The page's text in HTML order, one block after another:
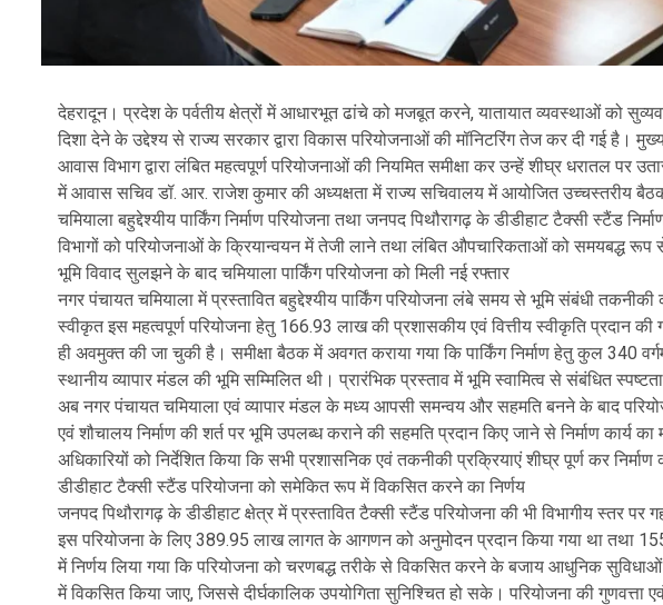
देहरादून। प्रदेश के पर्वतीय क्षेत्रों में आधारभूत ढांचे को मजबूत करने, यातायात व्यवस्थाओं को
दिशा देने के उद्देश्य से राज्य सरकार द्वारा विकास परियोजनाओं की मॉनिटरिंग तेज कर दी गई है।
आवास विभाग द्वारा लंबित महत्वपूर्ण परियोजनाओं की नियमित समीक्षा कर उन्हें शीघ्र धरातल पर
में आवास सचिव डॉ. आर. राजेश कुमार की अध्यक्षता में राज्य सचिवालय में आयोजित उच्चस्तरीय
चमियाला बहुद्देश्यीय पार्किंग निर्माण परियोजना तथा जनपद पिथौरागढ़ के डीडीहाट टैक्सी स्टैंड
विभागों को परियोजनाओं के क्रियान्वयन में तेजी लाने तथा लंबित औपचारिकताओं को समयबद्ध रूप
भूमि विवाद सुलझने के बाद चमियाला पार्किंग परियोजना को मिली नई रफ्तार
नगर पंचायत चमियाला में प्रस्तावित बहुद्देश्यीय पार्किंग परियोजना लंबे समय से भूमि संबंधी
स्वीकृत इस महत्वपूर्ण परियोजना हेतु 166.93 लाख की प्रशासकीय एवं वित्तीय स्वीकृति प्रदान
ही अवमुक्त की जा चुकी है। समीक्षा बैठक में अवगत कराया गया कि पार्किंग निर्माण हेतु कुल 340
स्थानीय व्यापार मंडल की भूमि सम्मिलित थी। प्रारंभिक प्रस्ताव में भूमि स्वामित्व से संबंधित
अब नगर पंचायत चमियाला एवं व्यापार मंडल के मध्य आपसी समन्वय और सहमति बनने के बाद
एवं शौचालय निर्माण की शर्त पर भूमि उपलब्ध कराने की सहमति प्रदान किए जाने से निर्माण कार्य
अधिकारियों को निर्देशित किया कि सभी प्रशासनिक एवं तकनीकी प्रक्रियाएं शीघ्र पूर्ण कर निर्माण
डीडीहाट टैक्सी स्टैंड परियोजना को समेकित रूप में विकसित करने का निर्णय
जनपद पिथौरागढ़ के डीडीहाट क्षेत्र में प्रस्तावित टैक्सी स्टैंड परियोजना की भी विभागीय स्तर
इस परियोजना के लिए 389.95 लाख लागत के आगणन को अनुमोदन प्रदान किया गया था तथा
में निर्णय लिया गया कि परियोजना को चरणबद्ध तरीके से विकसित करने के बजाय आधुनिक
में विकसित किया जाए, जिससे दीर्घकालिक उपयोगिता सुनिश्चित हो सके। परियोजना की गुणवत्ता